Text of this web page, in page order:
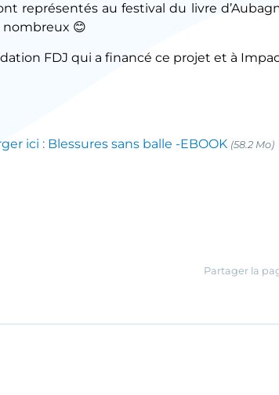
représentés au festival du livre
😊
FDJ qui a financé ce projet et à
ici : Blessures sans balle -EBOOK (58.2 Mo)
Partager la